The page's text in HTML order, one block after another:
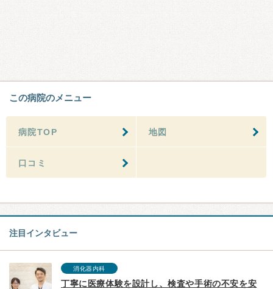
この病院のメニュー
病院TOP 地図
口コミ
注目インタビュー
消化器内科
丁寧に医療体験を設計し、検査や手術の不安を安